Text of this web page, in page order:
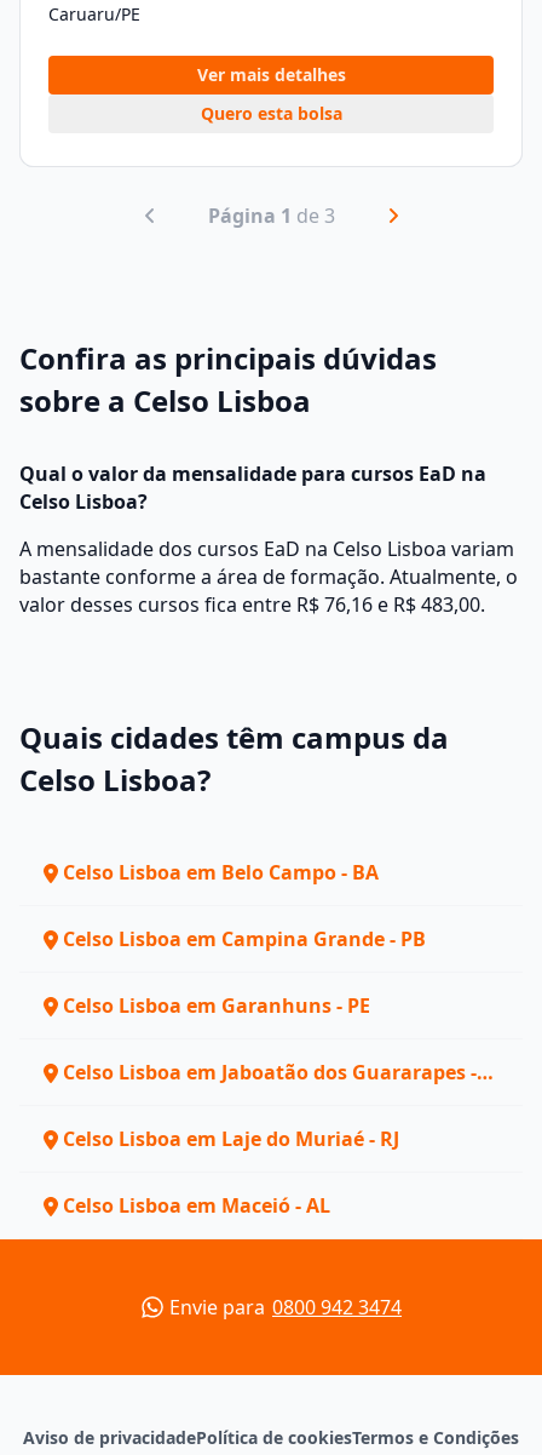
Caruaru/PE
Ver mais detalhes
Quero esta bolsa
Página 1 de 3
Confira as principais dúvidas
sobre a Celso Lisboa
Qual o valor da mensalidade para cursos EaD na
Celso Lisboa?
A mensalidade dos cursos EaD na Celso Lisboa variam
bastante conforme a área de formação. Atualmente, o
valor desses cursos fica entre R$ 76,16 e R$ 483,00.
Quais cidades têm campus da
Celso Lisboa?
Celso Lisboa em Belo Campo - BA
Celso Lisboa em Campina Grande - PB
Celso Lisboa em Garanhuns - PE
Celso Lisboa em Jaboatão dos Guararapes -
Celso Lisboa em Laje do Muriaé - RJ
Celso Lisboa em Maceió - AL
Envie para 0800 942 3474
Aviso de privacidadePolítica de cookiesTermos e Condições